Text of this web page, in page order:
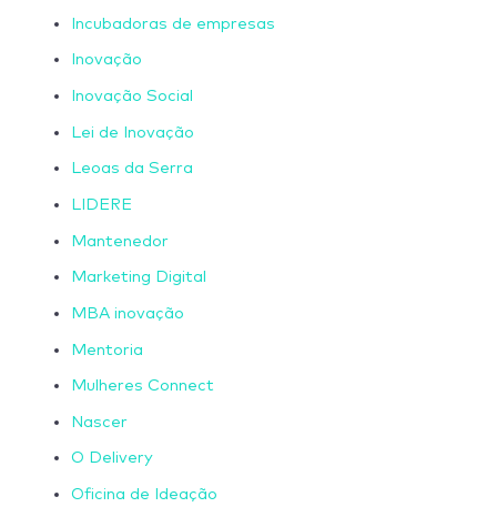
Incubadoras de empresas
Inovação
Inovação Social
Lei de Inovação
Leoas da Serra
LIDERE
Mantenedor
Marketing Digital
MBA inovação
Mentoria
Mulheres Connect
Nascer
O Delivery
Oficina de Ideação